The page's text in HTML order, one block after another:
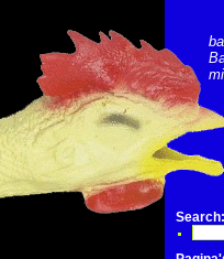
Search: